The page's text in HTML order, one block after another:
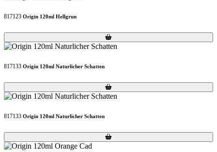
817123 Origin 120ml Hellgrun
Loading...
Loading...
817133 Origin 120ml Naturlicher Schatten
Loading...
Loading...
817133 Origin 120ml Naturlicher Schatten
Loading...
Loading...